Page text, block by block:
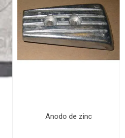
Anodo de zinc